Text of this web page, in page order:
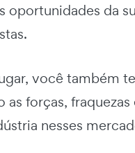
oportunidades da
você também
forças, fraquezas
nesses